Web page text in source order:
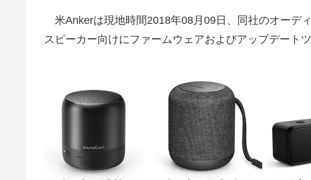
米Ankerは現地時間2018年08月09日、同社のオーデ
スピーカー向けにファームウェアおよびアップデート